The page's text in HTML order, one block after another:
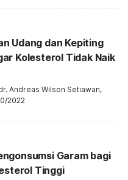
Udang dan Kepiting
Kolesterol Tidak Naik
Andreas Wilson Setiawan,
2022
Garam bagi
Tinggi